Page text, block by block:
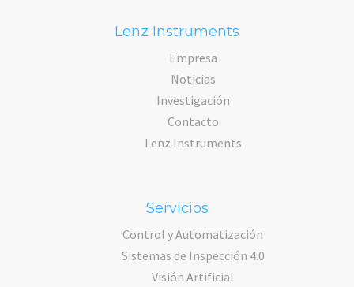
Lenz Instruments
Empresa
Noticias
Investigación
Contacto
Lenz Instruments
Servicios
Control y Automatización
Sistemas de Inspección 4.0
Visión Artificial